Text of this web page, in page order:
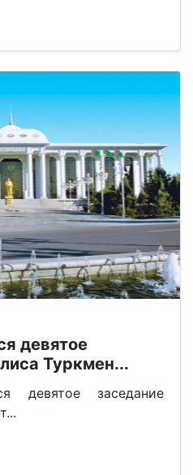
девятое
Туркмен...
девятое заседание